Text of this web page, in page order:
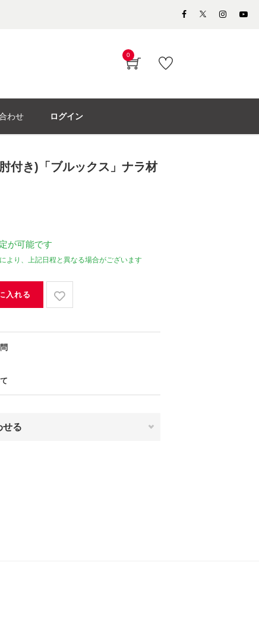
0
わせ ログイン
付き)「ブルックス」ナラ材
が可能です
より、上記日程と異なる場合がございます
入れる
せる